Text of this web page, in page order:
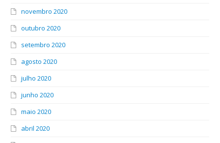
novembro 2020
outubro 2020
setembro 2020
agosto 2020
julho 2020
junho 2020
maio 2020
abril 2020